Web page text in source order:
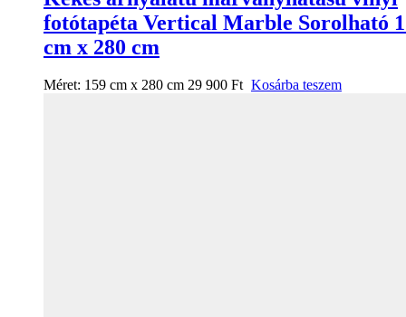
fotótapéta Vertical Marble Sorolható
cm x 280 cm
Méret: 159 cm x 280 cm 29 900 Ft Kosárba teszem